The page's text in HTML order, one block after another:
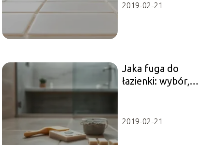
2019-02-21
Jaka fuga do
łazienki: wybór,
2019-02-21